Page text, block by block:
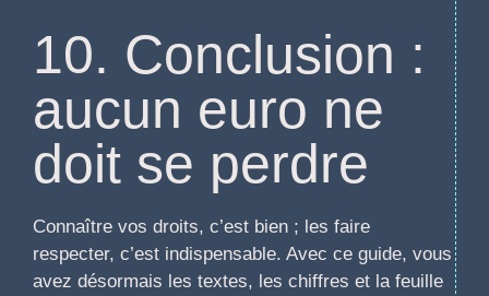
10. Conclusion :
aucun euro ne
doit se perdre
Connaître vos droits, c’est bien ; les faire
respecter, c’est indispensable. Avec ce guide, vous
avez désormais les textes, les chiffres et la feuille